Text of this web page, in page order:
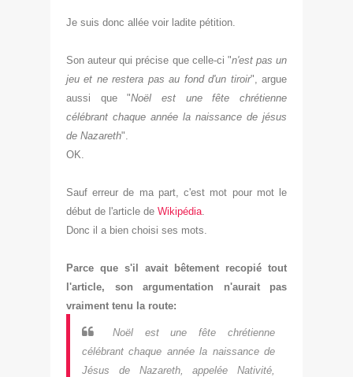
Je suis donc allée voir ladite pétition.
Son auteur qui précise que celle-ci "n'est pas un
jeu et ne restera pas au fond d'un tiroir", argue
aussi que "Noël est une fête chrétienne
célébrant chaque année la naissance de jésus
de Nazareth".
OK.
Sauf erreur de ma part, c'est mot pour mot le
début de l'article de Wikipédia
Donc il a bien choisi ses mots.
Parce que s'il avait bêtement recopié tout
l'article, son argumentation n'aurait pas
vraiment tenu la route:
Noël est une fête chrétienne
célébrant chaque année la naissance de
Jésus de Nazareth, appelée Nativité,